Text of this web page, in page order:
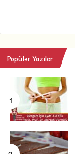
Popüler Yazılar